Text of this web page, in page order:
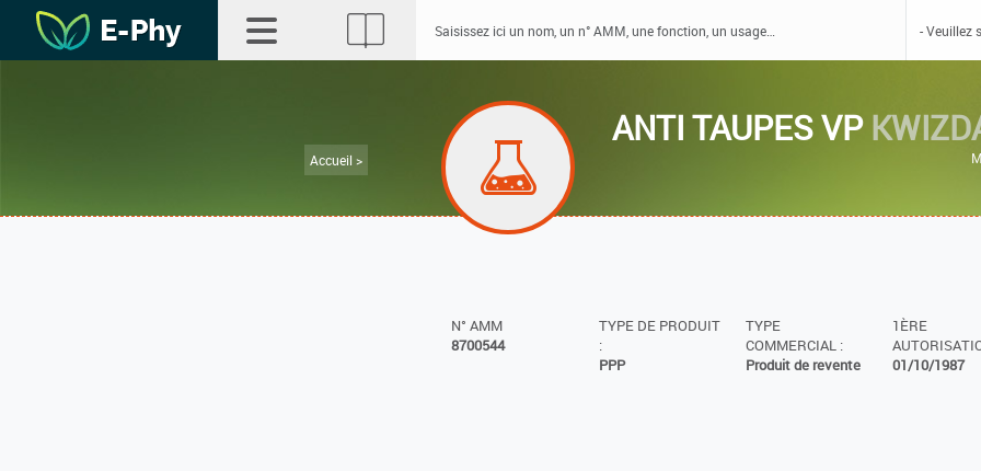
Accueil >
ANTI TAUPES VP
N° AMM
8700544
TYPE DE PRODUIT
:
PPP
TYPE
COMMERCIAL :
Produit de revente
1ÈRE
01/10/1987